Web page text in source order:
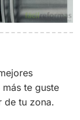
te guste
de tu zona.